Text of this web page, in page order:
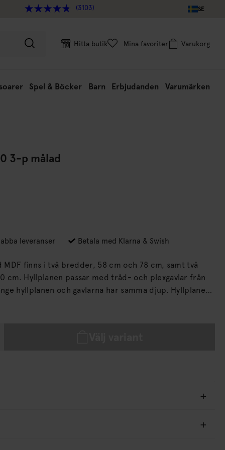
(3103) SE
Hitta butik Mina favoriter Varukorg
Spel & Böcker Barn Erbjudanden Varumärken
3-p målad
leveranser Betala med Klarna & Swish
MDF finns i två bredder, 58 cm och 78 cm, samt två
plexgavlar från
hyllplanen och gavlarna har samma djup. Hyllplanen
att flytta runt efter tycke och smak.